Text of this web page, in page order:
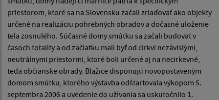
priestorom, ktoré sa na Slovensku začali zriaďovať ako objekty
určené na realizáciu pohrebných obradov a dočasné uloženie
tela zosnulého. Súčasné domy smútku sa začali budovať v
časoch totality a od začiatku mali byť od cirkvi nezávislými,
neutrálnymi priestormi, ktoré boli určené aj na necirkevné,
teda občianske obrady. Blažice disponujú novopostaveným
domom smútku, ktorého výstavba odštartovala výkopom 5.
septembra 2006 a uvedenie do užívania sa uskutočnilo 1.